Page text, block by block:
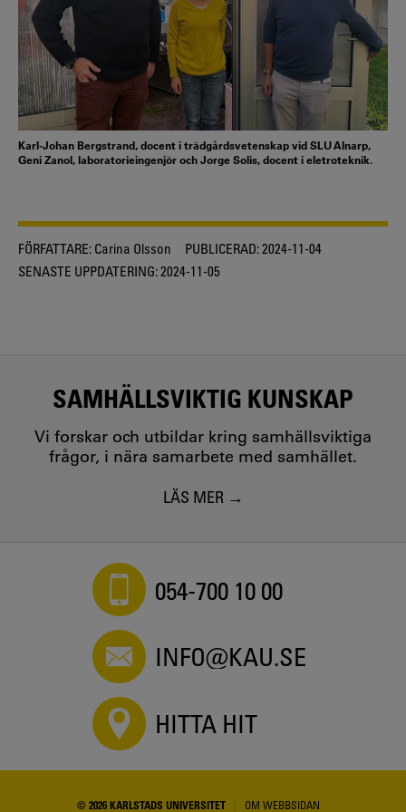
Karl-Johan Bergstrand, docent i trädgårdsvetenskap vid SLU Alnarp,
Geni Zanol, laboratorieingenjör och Jorge Solis, docent i eletroteknik.
FÖRFATTARE: Carina Olsson PUBLICERAD:2024-11-04
SENASTE UPPDATERING:2024-11-05
SAMHÄLLSVIKTIG KUNSKAP
Vi forskar och utbildar kring samhällsviktiga
frågor, i nära samarbete med samhället.
LÄS MER
054-700 10 00
INFO@KAU.SE
HITTA HIT
© 2026 KARLSTADS UNIVERSITET OM WEBBSIDAN